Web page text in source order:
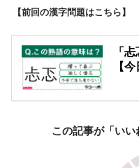
【前回の漢字問題はこちら】
「
【
この記事が「いい